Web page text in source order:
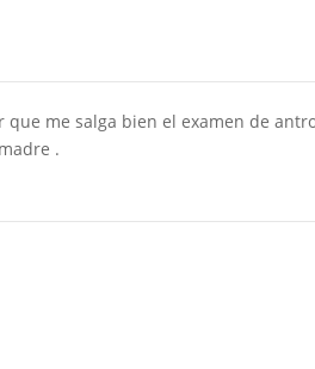
que me salga bien el examen de
.